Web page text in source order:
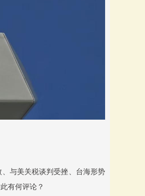
与美关税谈判受挫、台海形势
有何评论？